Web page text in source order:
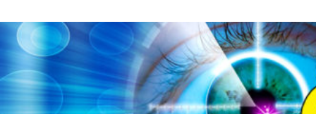
to
contentvinivida.lk